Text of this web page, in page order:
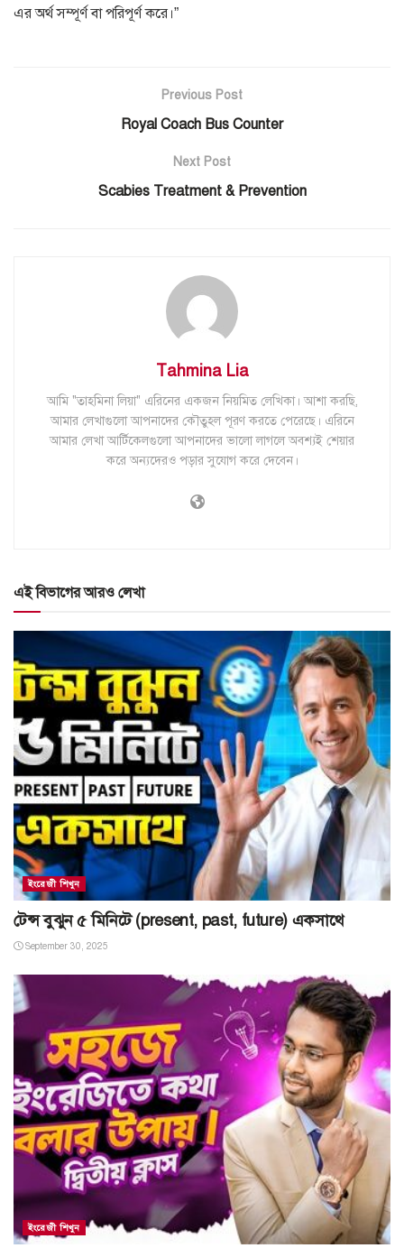
এর অর্থ সম্পূর্ণ বা পরিপূর্ণ করে।”
Previous Post
Royal Coach Bus Counter
Next Post
Scabies Treatment & Prevention
Tahmina Lia
আমি "তাহমিনা লিয়া" এরিনের একজন নিয়মিত লেখিকা। আশা করছি,
আমার লেখাগুলো আপনাদের কৌতুহল পূরণ করতে পেরেছে। এরিনে
আমার লেখা আর্টিকেলগুলো আপনাদের ভালো লাগলে অবশ্যই শেয়ার
করে অন্যদেরও পড়ার সুযোগ করে দেবেন।
এই বিভাগের আরও লেখা
ইংরেজী শিখুন
টেন্স বুঝুন ৫ মিনিটে (present, past, future) একসাথে
September 30, 2025
ইংরেজী শিখুন